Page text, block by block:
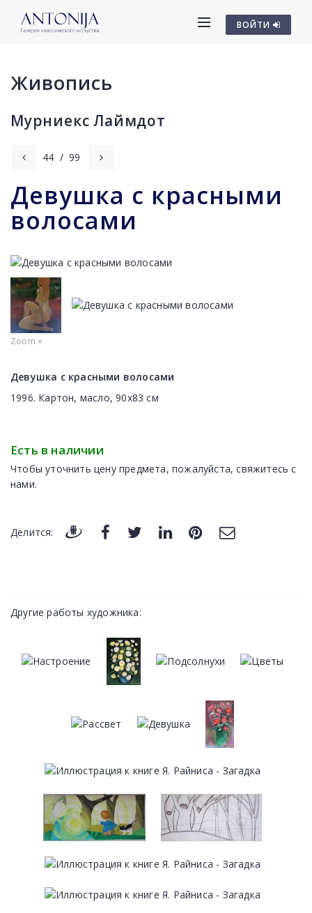
ВОЙТИ
Живопись
Мурниекс Лаймдот
44 / 99
Девушка с красными
волосами
Zoom +
Девушка с красными волосами
1996. Картон, масло, 90x83 cм
Есть в наличии
Чтобы уточнить цену предмета, пожалуйста, свяжитесь с
нами.
Делится:
Другие работы художника: